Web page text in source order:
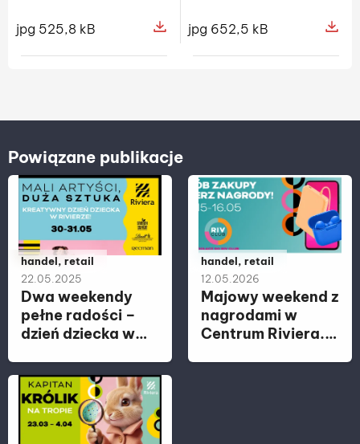
jpg 525,8 kB
Pokaż szczegóły pliku Obecność
jpg 652,5 kB
Powiązane publikacje
Należy do kategorii:
handel, retail
22.05.2025
Dwa weekendy
pełne radości –
dzień dziecka w
Należy do kategorii:
handel, retail
12.05.2026
Majowy weekend z
nagrodami w
Centrum Riviera.